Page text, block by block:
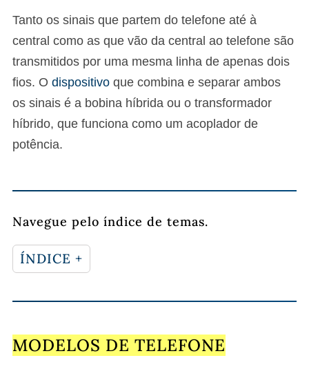
Tanto os sinais que partem do telefone até à
central como as que vão da central ao telefone são
transmitidos por uma mesma linha de apenas dois
fios. O dispositivo que combina e separar ambos
os sinais é a bobina híbrida ou o transformador
híbrido, que funciona como um acoplador de
potência.
Navegue pelo índice de temas.
ÍNDICE +
MODELOS DE TELEFONE